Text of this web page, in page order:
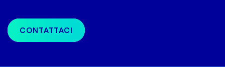
CONTATTACI